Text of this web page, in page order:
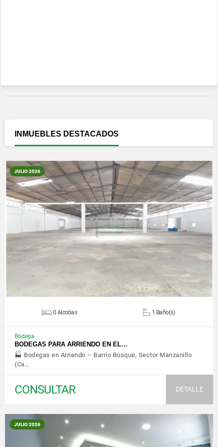
INMUEBLES DESTACADOS
JULIO 2026
VER DETALLES
0 Alcobas 1 Baño(s)
Bodega
BODEGAS PARA ARRIENDO EN EL…
🏭 Bodegas en Arriendo – Barrio Bosque, Sector Manzanillo
(Ca…
CONSULTAR DETALLE
JULIO 2026